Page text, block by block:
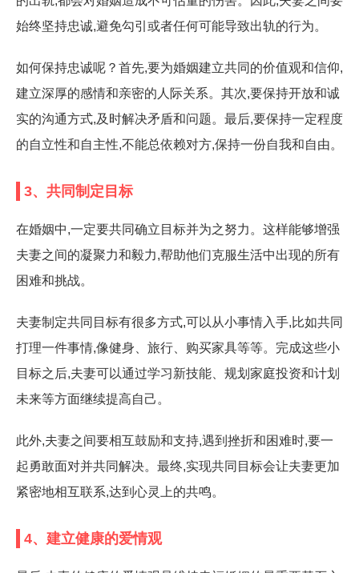
始终坚持忠诚,避免勾引或者任何可能导致出轨的行为。
如何保持忠诚呢？首先,要为婚姻建立共同的价值观和信仰,
建立深厚的感情和亲密的人际关系。其次,要保持开放和诚
实的沟通方式,及时解决矛盾和问题。最后,要保持一定程度
的自立性和自主性,不能总依赖对方,保持一份自我和自由。
3、共同制定目标
在婚姻中,一定要共同确立目标并为之努力。这样能够增强
夫妻之间的凝聚力和毅力,帮助他们克服生活中出现的所有
困难和挑战。
夫妻制定共同目标有很多方式,可以从小事情入手,比如共同
打理一件事情,像健身、旅行、购买家具等等。完成这些小
目标之后,夫妻可以通过学习新技能、规划家庭投资和计划
未来等方面继续提高自己。
此外,夫妻之间要相互鼓励和支持,遇到挫折和困难时,要一
起勇敢面对并共同解决。最终,实现共同目标会让夫妻更加
紧密地相互联系,达到心灵上的共鸣。
4、建立健康的爱情观